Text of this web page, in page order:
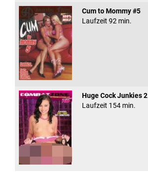
Cum to Mommy #5
Laufzeit 92 min.
Huge Cock Junkies 2
Laufzeit 154 min.